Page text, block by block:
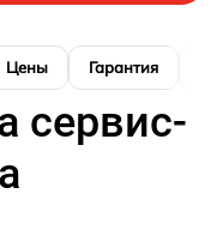
Цены Гарантия
сервис-